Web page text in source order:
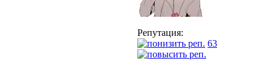
Репутация:
63